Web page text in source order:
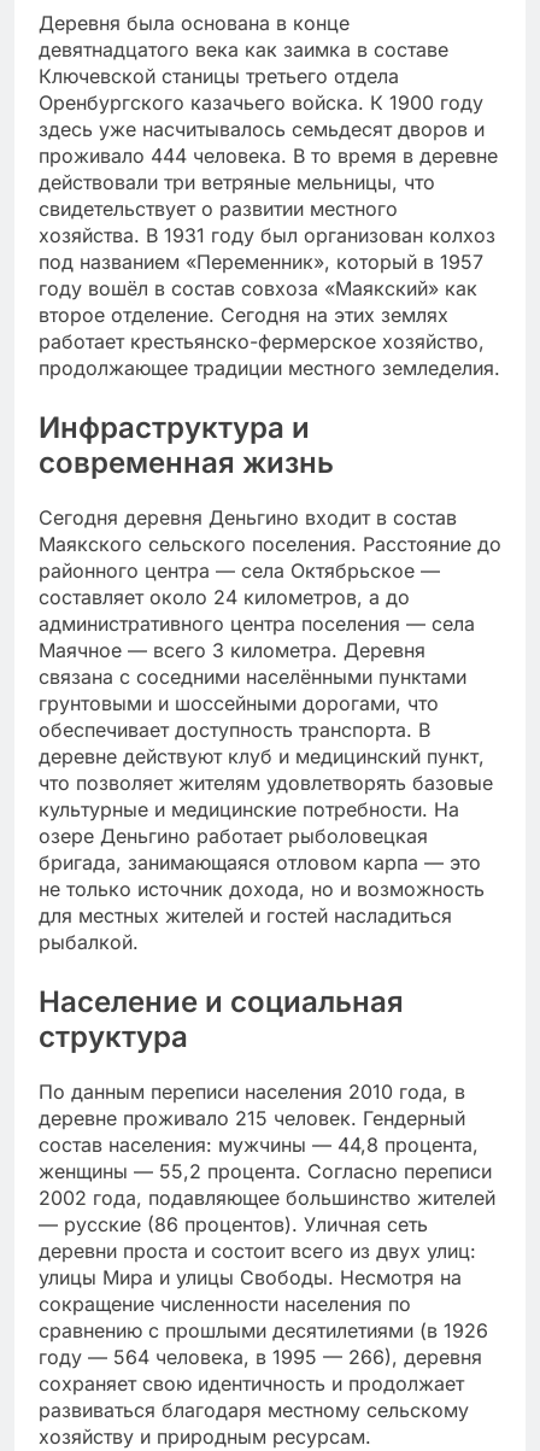
Деревня была основана в конце
девятнадцатого века как заимка в составе
Ключевской станицы третьего отдела
Оренбургского казачьего войска. К 1900 году
здесь уже насчитывалось семьдесят дворов и
проживало 444 человека. В то время в деревне
действовали три ветряные мельницы, что
свидетельствует о развитии местного
хозяйства. В 1931 году был организован колхоз
под названием «Переменник», который в 1957
году вошёл в состав совхоза «Маякский» как
второе отделение. Сегодня на этих землях
работает крестьянско-фермерское хозяйство,
продолжающее традиции местного земледелия.
Инфраструктура и
современная жизнь
Сегодня деревня Деньгино входит в состав
Маякского сельского поселения. Расстояние до
районного центра — села Октябрьское —
составляет около 24 километров, а до
административного центра поселения — села
Маячное — всего 3 километра. Деревня
связана с соседними населёнными пунктами
грунтовыми и шоссейными дорогами, что
обеспечивает доступность транспорта. В
деревне действуют клуб и медицинский пункт,
что позволяет жителям удовлетворять базовые
культурные и медицинские потребности. На
озере Деньгино работает рыболовецкая
бригада, занимающаяся отловом карпа — это
не только источник дохода, но и возможность
для местных жителей и гостей насладиться
рыбалкой.
Население и социальная
структура
По данным переписи населения 2010 года, в
деревне проживало 215 человек. Гендерный
состав населения: мужчины — 44,8 процента,
женщины — 55,2 процента. Согласно переписи
2002 года, подавляющее большинство жителей
— русские (86 процентов). Уличная сеть
деревни проста и состоит всего из двух улиц:
улицы Мира и улицы Свободы. Несмотря на
сокращение численности населения по
сравнению с прошлыми десятилетиями (в 1926
году — 564 человека, в 1995 — 266), деревня
сохраняет свою идентичность и продолжает
развиваться благодаря местному сельскому
хозяйству и природным ресурсам.